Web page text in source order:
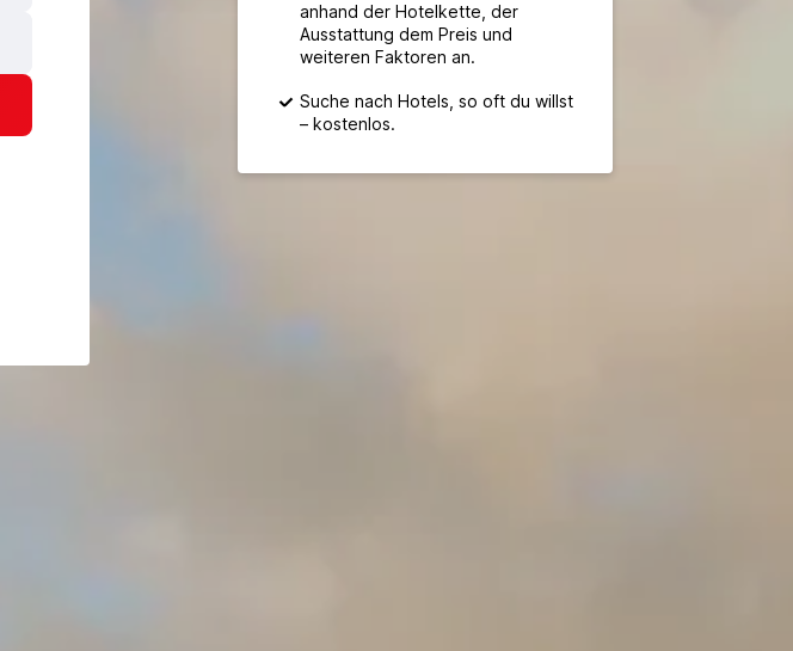
anhand der Hotelkette, der
Ausstattung dem Preis und
weiteren Faktoren an.
Suche nach Hotels, so oft du willst
– kostenlos.